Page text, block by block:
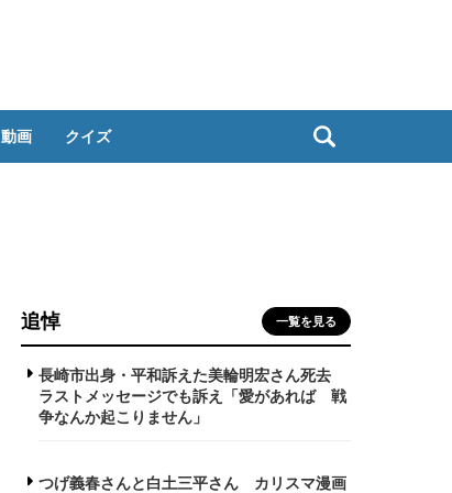
動画 クイズ
追悼 一覧を見る
長崎市出身・平和訴えた美輪明宏さん死去
ラストメッセージでも訴え「愛があれば 戦
争なんか起こりません」
つげ義春さんと白土三平さん カリスマ漫画